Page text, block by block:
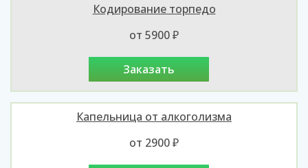
Кодирование торпедо
от 5900 ₽
заказать
Капельница от алкоголизма
от 2900 ₽